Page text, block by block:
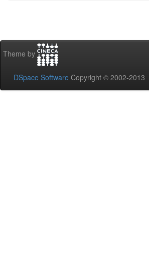
Theme by
DSpace Software Copyright © 2002-2013